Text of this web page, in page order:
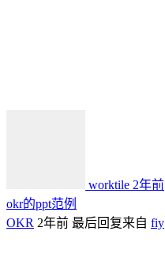
worktile 2年前
okr的ppt范例
OKR 2年前 最后回复来自 fiy